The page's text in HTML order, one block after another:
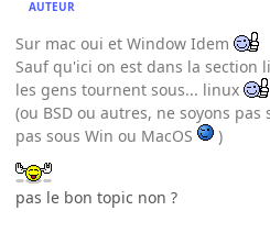
AUTEUR
Sur mac oui et Window Idem
Sauf qu'ici on est dans la
les gens tournent sous... linux
(ou BSD ou autres, ne soyons
pas sous Win ou MacOS
)
pas le bon topic non ?